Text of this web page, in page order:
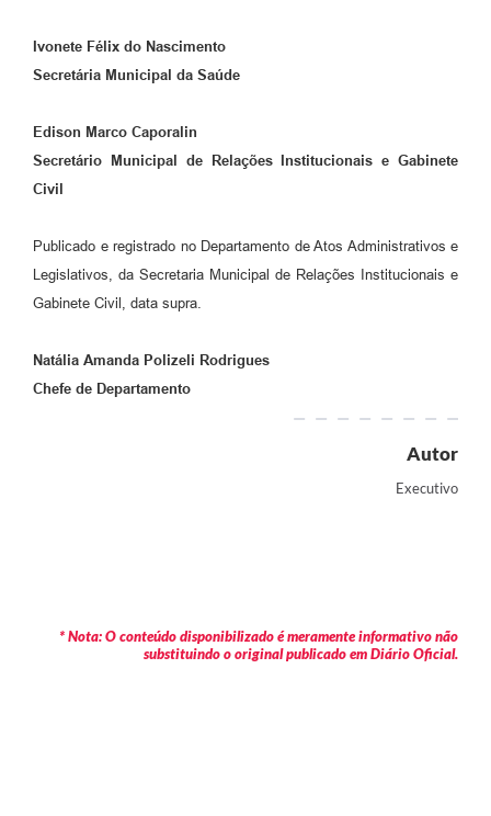
Ivonete Félix do Nascimento
Secretária Municipal da Saúde
Edison Marco Caporalin
Secretário Municipal de Relações Institucionais e Gabinete
Civil
Publicado e registrado no Departamento de Atos Administrativos e
Legislativos, da Secretaria Municipal de Relações Institucionais e
Gabinete Civil, data supra.
Natália Amanda Polizeli Rodrigues
Chefe de Departamento
Autor
Executivo
* Nota: O conteúdo disponibilizado é meramente informativo não
substituindo o original publicado em Diário Oficial.